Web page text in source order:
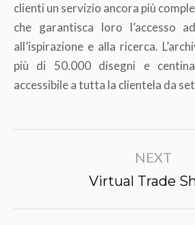
clienti un servizio ancora più
che garantisca loro l’accesso
all’ispirazione e alla ricerca.
più di 50.000 disegni e
accessibile a tutta la clientela da
NEXT
Next
Virtual Trade